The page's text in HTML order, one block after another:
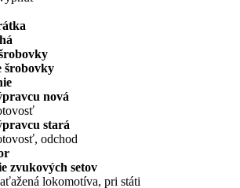
šrobovky
nová
stará
odchod
zvukových setov
lokomotíva, pri státi